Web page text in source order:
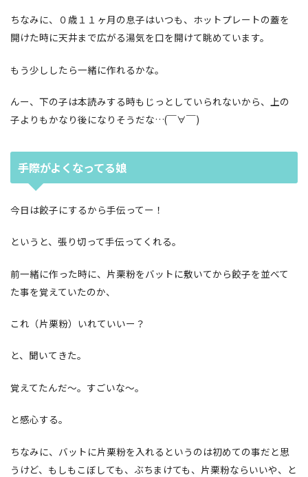
ちなみに、０歳１１ヶ月の息子はいつも、ホットプレートの蓋を
開けた時に天井まで広がる湯気を口を開けて眺めています。
もう少ししたら一緒に作れるかな。
んー、下の子は本読みする時もじっとしていられないから、上の
子よりもかなり後になりそうだな…(￣∀￣)
手際がよくなってる娘
今日は餃子にするから手伝ってー！
というと、張り切って手伝ってくれる。
前一緒に作った時に、片栗粉をバットに敷いてから餃子を並べて
た事を覚えていたのか、
これ（片栗粉）いれていいー？
と、聞いてきた。
覚えてたんだ〜。すごいな〜。
と感心する。
ちなみに、バットに片栗粉を入れるというのは初めての事だと思
うけど、もしもこぼしても、ぶちまけても、片栗粉ならいいや、と